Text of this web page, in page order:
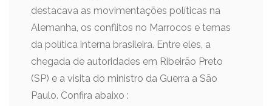
destacava as movimentações políticas na
Alemanha, os conflitos no Marrocos e temas
da política interna brasileira. Entre eles, a
chegada de autoridades em Ribeirão Preto
(SP) e a visita do ministro da Guerra a São
Paulo. Confira abaixo :